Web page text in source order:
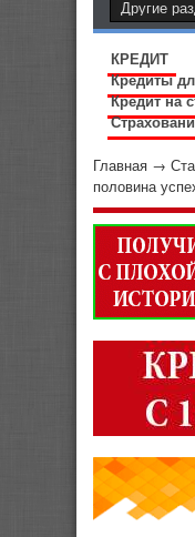
КРЕДИТ
Кредиты
Кредит на
Главная →
половина